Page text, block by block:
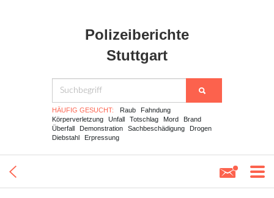
Polizeiberichte
Stuttgart
HÄUFIG GESUCHT: Raub
Fahndung
Körperverletzung
Unfall Totschlag Mord
Brand
Überfall
Demonstration Sachbeschädigung
Drogen
Diebstahl
Erpressung